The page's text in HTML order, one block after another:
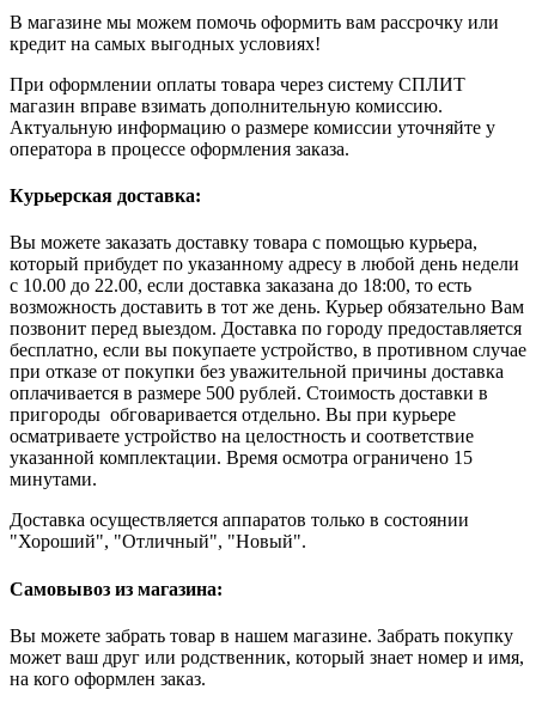
В магазине мы можем помочь оформить вам рассрочку или
кредит на самых выгодных условиях!
При оформлении оплаты товара через систему СПЛИТ
магазин вправе взимать дополнительную комиссию.
Актуальную информацию о размере комиссии уточняйте у
оператора в процессе оформления заказа.
Курьерская доставка:
Вы можете заказать доставку товара с помощью курьера,
который прибудет по указанному адресу в любой день недели
с 10.00 до 22.00, если доставка заказана до 18:00, то есть
возможность доставить в тот же день. Курьер обязательно Вам
позвонит перед выездом. Доставка по городу предоставляется
бесплатно, если вы покупаете устройство, в противном случае
при отказе от покупки без уважительной причины доставка
оплачивается в размере 500 рублей. Стоимость доставки в
пригороды обговаривается отдельно. Вы при курьере
осматриваете устройство на целостность и соответствие
указанной комплектации. Время осмотра ограничено 15
минутами.
Доставка осуществляется аппаратов только в состоянии
"Хороший", "Отличный", "Новый".
Самовывоз из магазина:
Вы можете забрать товар в нашем магазине. Забрать покупку
может ваш друг или родственник, который знает номер и имя,
на кого оформлен заказ.